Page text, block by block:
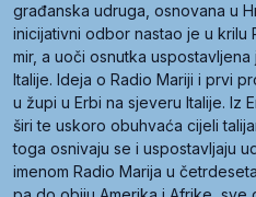
građanska udruga, osnovana u
inicijativni odbor nastao je u
mir, a uoči osnutka
Italije. Ideja o Radio Mariji i prvi
u župi u Erbi na sjeveru Italije. Iz
širi te uskoro obuhvaća cijeli
toga osnivaju se i uspostavljaju
imenom Radio Marija u